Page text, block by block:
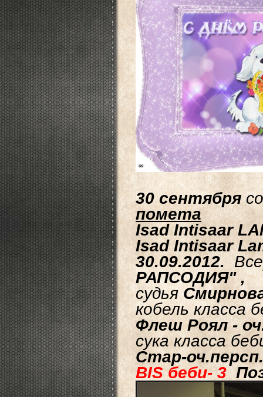
30 сентября
помета
Isad Intisaar
Isad Intisaar
30.09.2012.
РАПСОДИЯ" ,
судья
кобель класса
Флеш Роял -
сука класса
Стар-
BIS беби- 3